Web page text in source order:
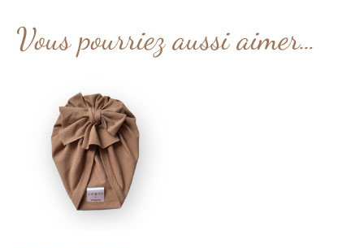
Vous pourriez aussi aimer…